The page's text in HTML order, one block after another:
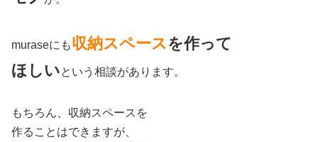
muraseにも収納スペース を作って
ほしいという相談があります。
もちろん、収納スペースを
作ることはできますが、